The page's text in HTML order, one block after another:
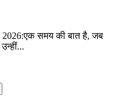
समय की बात है, जब